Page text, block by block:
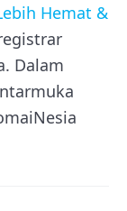
Hemat &
Dalam